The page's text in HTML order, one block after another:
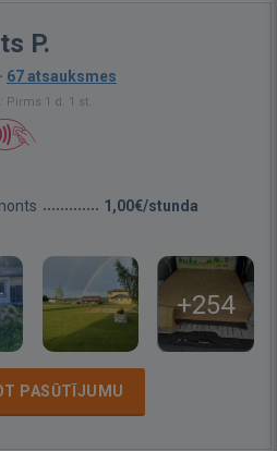
P.
· 67 atsauksmes
Pirms 1 d. 1 st.
1,00€/stunda
+254
PASŪTĪJUMU